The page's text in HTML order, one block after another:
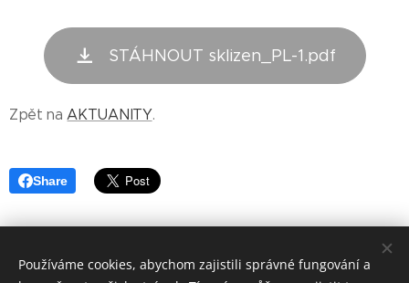
STÁHNOUT sklizen_PL-1.pdf
Zpět naAKTUANITY.
Share
Používáme cookies, abychom zajistili správné fungování a